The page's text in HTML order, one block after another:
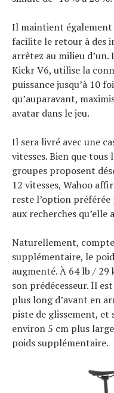
Il maintient également
facilite le retour à des
arrêtez au milieu d’un.
Kickr V6, utilise la
puissance jusqu’à 10
qu’auparavant,
avatar dans le jeu.
Il sera livré avec une
vitesses. Bien que
groupes proposent
12 vitesses, Wahoo
reste l’option préférée
aux recherches qu’elle
Naturellement,
supplémentaire, le
augmenté. À 64 lb / 29
son prédécesseur. Il
plus long d’avant en
piste de glissement, et
environ 5 cm plus
poids supplémentaire.